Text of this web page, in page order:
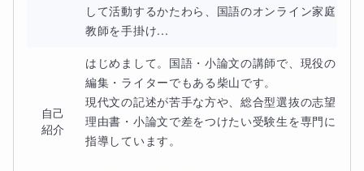
して活動するかたわら、国語のオンライン家庭
教師を手掛け...
自己
紹介
はじめまして。国語・小論文の講師で、現役の
編集・ライターでもある柴山です。
現代文の記述が苦手な方や、総合型選抜の志望
理由書・小論文で差をつけたい受験生を専門に
指導しています。